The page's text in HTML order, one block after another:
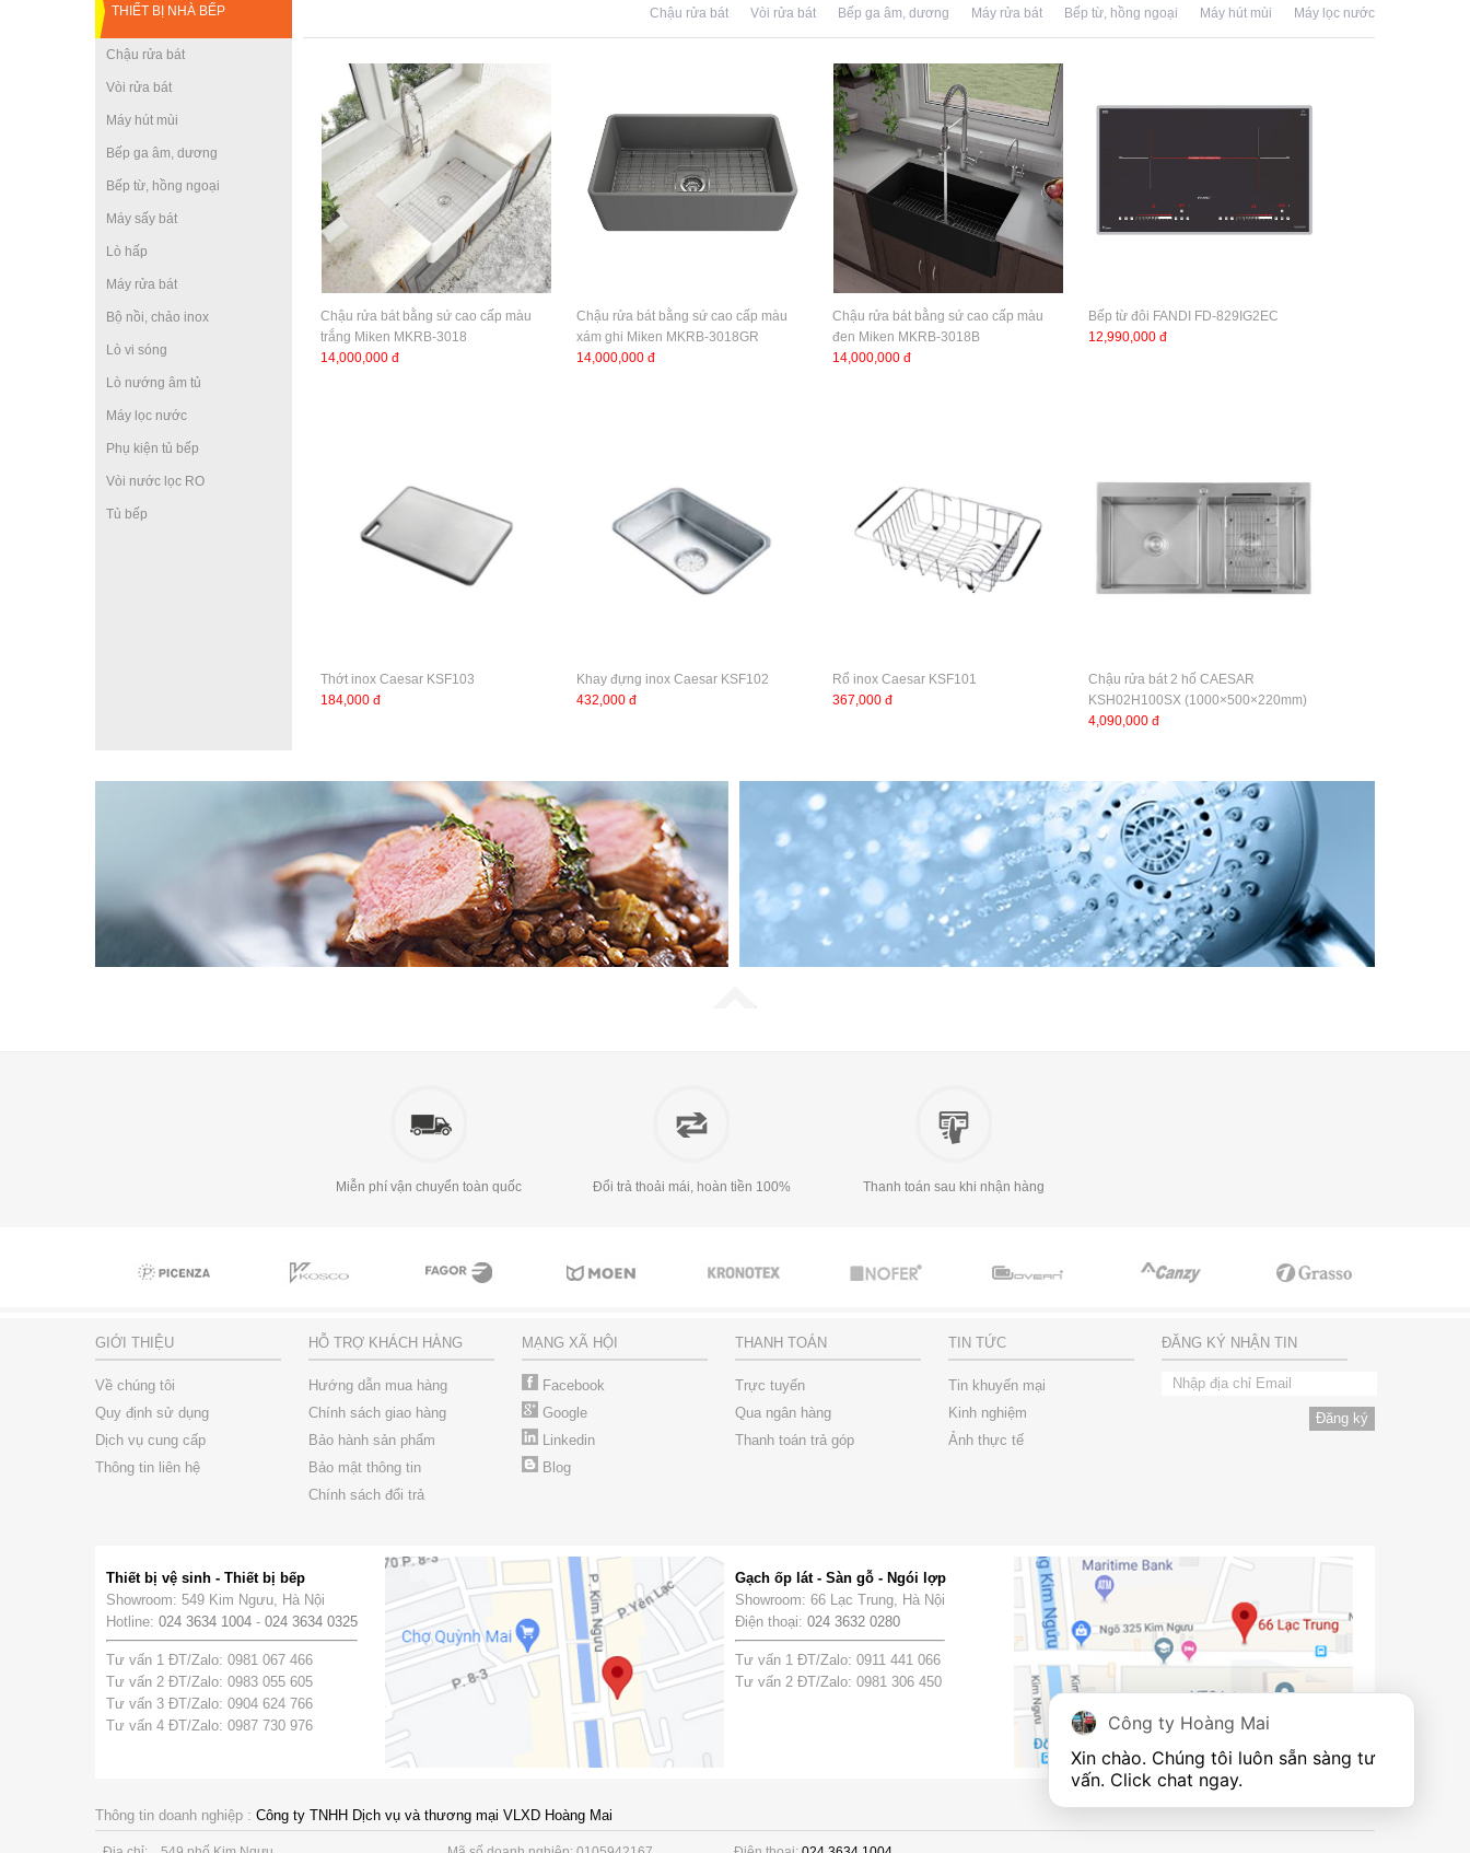
THIẾT BỊ NHÀ BẾP
Chậu rửa bát
Vòi rửa bát
Máy hút mùi
Bếp ga âm, dương
Bếp từ, hồng ngoại
Máy sấy bát
Lò hấp
Máy rửa bát
Bộ nồi, chảo inox
Lò vi sóng
Lò nướng âm tủ
Máy lọc nước
Phụ kiện tủ bếp
Vòi nước lọc RO
Tủ bếp
Chậu rửa bát Vòi rửa bát Bếp ga âm, dương Máy rửa bát Bếp từ, hồng ngoại Máy hút mùi Máy lọc nước
Chậu rửa bát bằng sứ cao cấp màu
trắng Miken MKRB-3018
14,000,000 đ
Chậu rửa bát bằng sứ cao cấp màu
xám ghi Miken MKRB-3018GR
14,000,000 đ
Chậu rửa bát bằng sứ cao cấp màu
đen Miken MKRB-3018B
14,000,000 đ
Bếp từ đôi FANDI FD-829IG2EC
12,990,000 đ
Thớt inox Caesar KSF103
184,000 đ
Khay đựng inox Caesar KSF102
432,000 đ
Rổ inox Caesar KSF101
367,000 đ
Chậu rửa bát 2 hố CAESAR
KSH02H100SX (1000×500×220mm)
4,090,000 đ
Miễn phí vận chuyển toàn quốc Đổi trả thoải mái, hoàn tiền 100% Thanh toán sau khi nhận hàng
GIỚI THIỆU
Về chúng tôi
Quy định sử dụng
Dịch vụ cung cấp
Thông tin liên hệ
HỖ TRỢ KHÁCH HÀNG
Hướng dẫn mua hàng
Chính sách giao hàng
Bảo hành sản phẩm
Bảo mật thông tin
Chính sách đổi trả
MẠNG XÃ HỘI
Facebook
Google
Linkedin
Blog
THANH TOÁN
Trực tuyến
Qua ngân hàng
Thanh toán trả góp
TIN TỨC
Tin khuyến mại
Kinh nghiệm
Ảnh thực tế
ĐĂNG KÝ NHẬN TIN
Thiết bị vệ sinh - Thiết bị bếp
Showroom: 549 Kim Ngưu, Hà Nội
Hotline: 024 3634 1004 - 024 3634 0325
Tư vấn 1 ĐT/Zalo: 0981 067 466
Tư vấn 2 ĐT/Zalo: 0983 055 605
Tư vấn 3 ĐT/Zalo: 0904 624 766
Tư vấn 4 ĐT/Zalo: 0987 730 976
Gạch ốp lát - Sàn gỗ - Ngói lợp
Showroom: 66 Lạc Trung, Hà Nội
Điện thoại: 024 3632 0280
Tư vấn 1 ĐT/Zalo: 0911 441 066
Tư vấn 2 ĐT/Zalo: 0981 306 450
Thông tin doanh nghiệp : Công ty TNHH Dịch vụ và thương mại VLXD Hoàng Mai
Công ty Hoàng Mai
Xin chào. Chúng tôi luôn sẵn sàng tư
vấn. Click chat ngay.